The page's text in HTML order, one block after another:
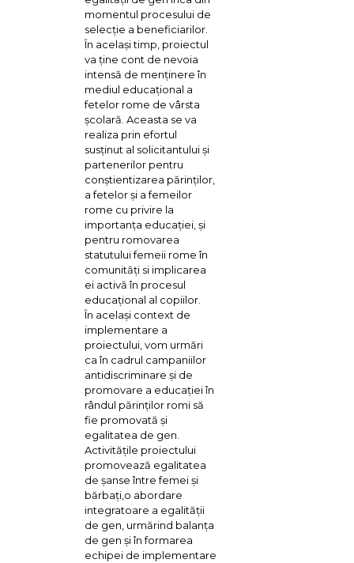
momentul procesului de
selecţie a beneficiarilor.
În acelaşi timp, proiectul
va ţine cont de nevoia
intensă de menţinere în
mediul educaţional a
fetelor rome de vârsta
şcolară. Aceasta se va
realiza prin efortul
susţinut al solicitantului şi
partenerilor pentru
conştientizarea părinţilor,
a fetelor şi a femeilor
rome cu privire la
importanţa educaţiei, şi
pentru romovarea
statutului femeii rome în
comunităţi si implicarea
ei activă în procesul
educaţional al copiilor.
În acelaşi context de
implementare a
proiectului, vom urmări
ca în cadrul campaniilor
antidiscriminare şi de
promovare a educaţiei în
rândul părinţilor romi să
fie promovată şi
egalitatea de gen.
Activităţile proiectului
promovează egalitatea
de şanse între femei şi
bărbaţi,o abordare
integratoare a egalităţii
de gen, urmărind balanţa
de gen şi în formarea
echipei de implementare